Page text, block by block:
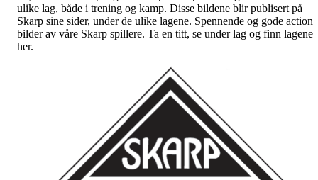
ulike lag, både i trening og kamp. Disse bildene blir publisert på
Skarp sine sider, under de ulike lagene. Spennende og gode action
bilder av våre Skarp spillere. Ta en titt, se under lag og finn lagene
her.